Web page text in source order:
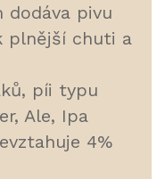
dodáva pivu
plnější chuti a
píi typu
Ale, Ipa
4%